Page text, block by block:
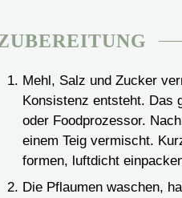
Mehl, Salz und Zucker
Konsistenz entsteht. Das
oder Foodprozessor.
einem Teig vermischt.
formen, luftdicht
Die Pflaumen waschen,